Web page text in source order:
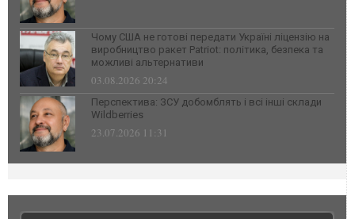
Чому США не готові передати Україні ліцензію на
виробництво ракет Patriot: політика, безпека та
можливі альтернативи
03.08.2026 20:24
Перспектива: ЗСУ добомблять і всі інші склади
Wildberries
23.07.2026 11:31